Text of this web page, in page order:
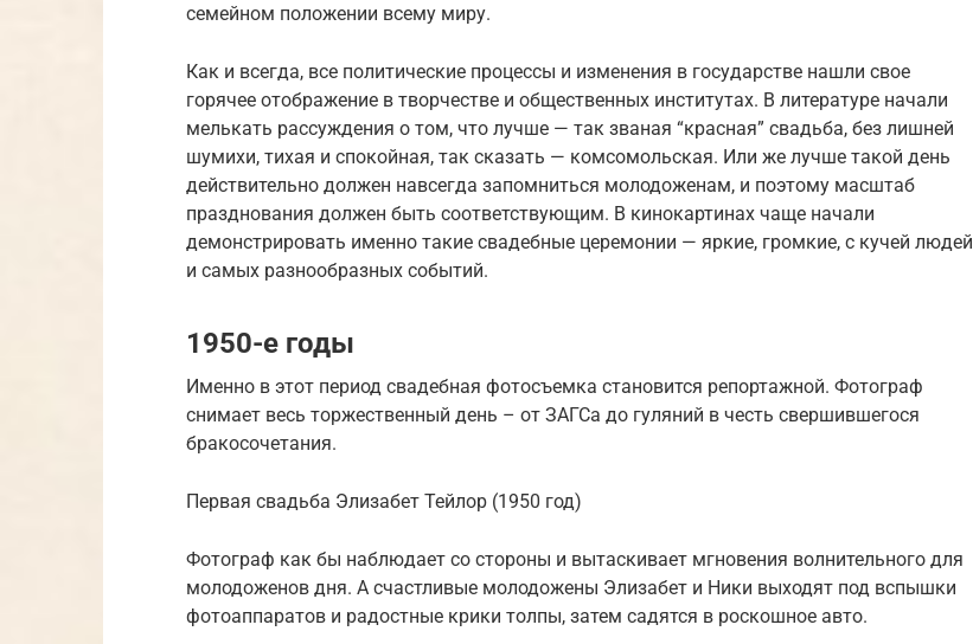
семейном положении всему миру.
Как и всегда, все политические процессы и изменения в государстве нашли свое
горячее отображение в творчестве и общественных институтах. В литературе начали
мелькать рассуждения о том, что лучше — так званая “красная” свадьба, без лишней
шумихи, тихая и спокойная, так сказать — комсомольская. Или же лучше такой день
действительно должен навсегда запомниться молодоженам, и поэтому масштаб
празднования должен быть соответствующим. В кинокартинах чаще начали
демонстрировать именно такие свадебные церемонии — яркие, громкие, с кучей людей
и самых разнообразных событий.
1950-е годы
Именно в этот период свадебная фотосъемка становится репортажной. Фотограф
снимает весь торжественный день – от ЗАГСа до гуляний в честь свершившегося
бракосочетания.
Первая свадьба Элизабет Тейлор (1950 год)
Фотограф как бы наблюдает со стороны и вытаскивает мгновения волнительного для
молодоженов дня. А счастливые молодожены Элизабет и Ники выходят под вспышки
фотоаппаратов и радостные крики толпы, затем садятся в роскошное авто.